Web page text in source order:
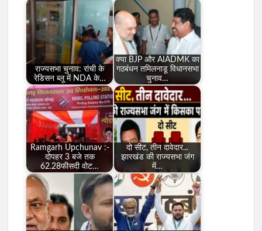
राज्यसभा चुनाव: रांची के
रेडिसन ब्लू में NDA के…
क्या BJP और AIADMK का
गठबंधन तमिलनाडू विधानसभा
चुनाव…
Ramgarh Upchunav :-
दोपहर 3 बजे तक
62.28फीसदी वोट…
दो सीट, तीन दावेदार...
झारखंड की राज्यसभा जंग
में…